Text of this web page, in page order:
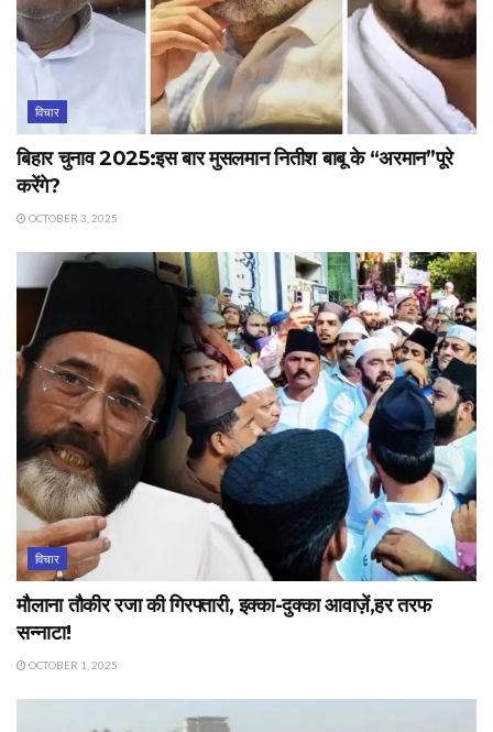
विचार
बिहार चुनाव 2025:इस बार मुसलमान नितीश बाबू के “अरमान”पूरे
करेंगे?
OCTOBER 3, 2025
विचार
मौलाना तौकीर रजा की गिरफ्तारी, इक्का-दुक्का आवाज़ें,हर तरफ
सन्नाटा!
OCTOBER 1, 2025